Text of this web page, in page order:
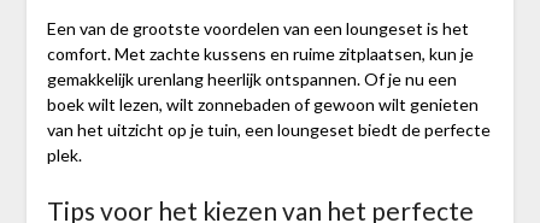
Een van de grootste voordelen van een loungeset is het
comfort. Met zachte kussens en ruime zitplaatsen, kun je
gemakkelijk urenlang heerlijk ontspannen. Of je nu een
boek wilt lezen, wilt zonnebaden of gewoon wilt genieten
van het uitzicht op je tuin, een loungeset biedt de perfecte
plek.
Tips voor het kiezen van het perfecte